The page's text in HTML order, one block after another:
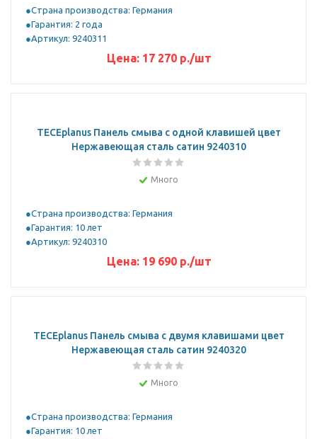
Страна производства: Германия
Гарантия: 2 года
Артикул: 9240311
Цена: 17 270р./шт
ТЕСЕplanus Панель смыва с одной клавишей цвет
Нержавеющая сталь сатин 9240310
Много
Страна производства: Германия
Гарантия: 10 лет
Артикул: 9240310
Цена: 19 690р./шт
ТЕСЕplanus Панель смыва с двумя клавишами цвет
Нержавеющая сталь сатин 9240320
Много
Страна производства: Германия
Гарантия: 10 лет